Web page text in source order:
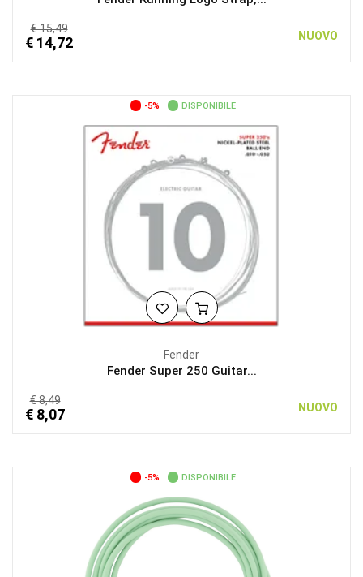
€ 15,49
€ 14,72 NUOVO
-5% DISPONIBILE
Fender
Fender Super 250 Guitar...
€ 8,49
€ 8,07 NUOVO
-5% DISPONIBILE